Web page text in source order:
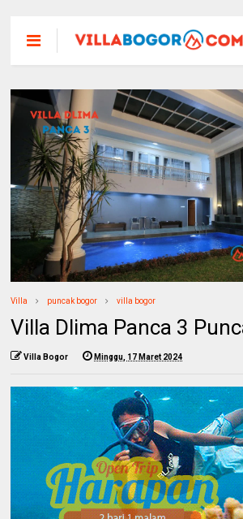
Villa puncak bogor villa bogor
Villa Dlima Panca 3
Villa Bogor Minggu, 17 Maret 2024